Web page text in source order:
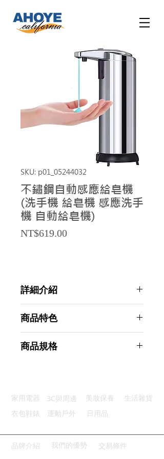
SKU: p01_05244032
不鏽鋼自動感應給皂機
(洗手機 給皂機 感應洗手
機 自動給皂機)
NT$619.00Price
詳細介紹
商品特色
堅固耐用：優質的不鏽鋼光滑表面
商品規格
主要材質：不銹鋼
商品尺寸：19*7.2*11cm
產地名稱：中國大陸
代理商：亞桓有限公司
家用電器 3C與周邊 美妝保養
生活雜貨
衣包鞋錶
運動戶外 日用品
品牌介紹 我們的優勢 交易條件